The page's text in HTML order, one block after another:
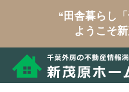
“田舎暮らし
ようこそ